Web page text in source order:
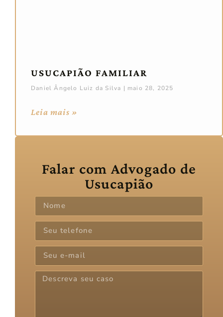
USUCAPIÃO FAMILIAR
Daniel Ângelo Luiz da Silva maio 28, 2025
Leia mais »
Falar com Advogado de
Usucapião